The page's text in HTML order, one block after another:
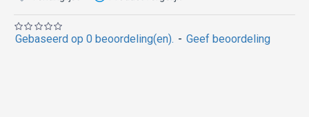
Gebaseerd op 0 beoordeling(en). - Geef beoordeling